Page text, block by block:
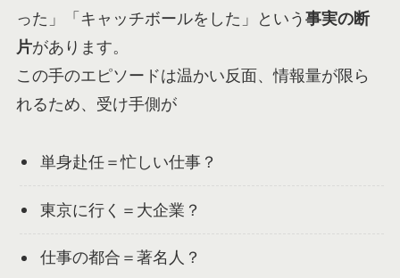
った」「キャッチボールをした」という 事実の断
片があります。
この手のエピソードは温かい反面、情報量が限ら
れるため、受け手側が
単身赴任＝忙しい仕事？
東京に行く＝大企業？
仕事の都合＝著名人？